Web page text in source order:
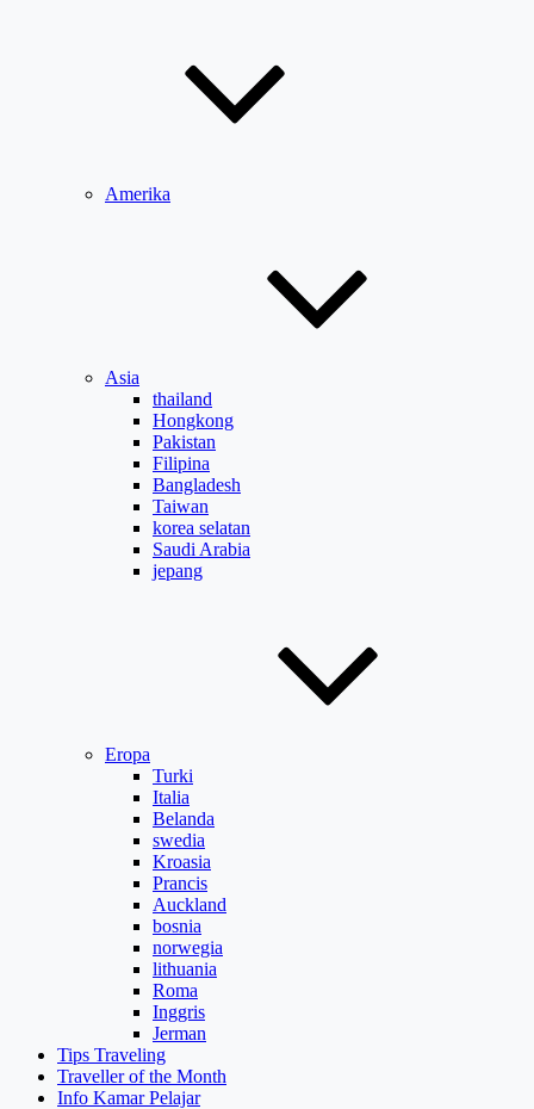
Amerika
Asia
thailand
Hongkong
Pakistan
Filipina
Bangladesh
Taiwan
korea selatan
Saudi Arabia
jepang
Eropa
Turki
Italia
Belanda
swedia
Kroasia
Prancis
Auckland
bosnia
norwegia
lithuania
Roma
Inggris
Jerman
Tips Traveling
Traveller of the Month
Info Kamar Pelajar